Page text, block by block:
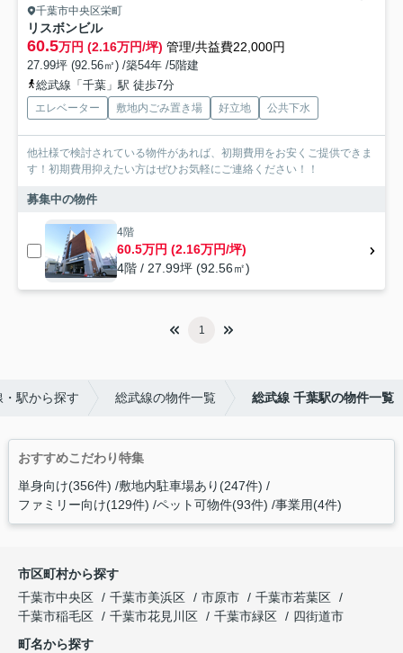
千葉市中央区栄町
リスボンビル
60.5万円 (2.16万円/坪) 管理/共益費22,000円
27.99坪 (92.56㎡) /築54年 /5階建
総武線「千葉」駅 徒歩7分
エレベーター 敷地内ごみ置き場 好立地 公共下水
他社様で検討されている物件があれば、初期費用をお安くご提供できま
す！初期費用抑えたい方はぜひお気軽にご連絡ください！！
募集中の物件
4階
60.5万円 (2.16万円/坪)
4階 / 27.99坪 (92.56㎡)
1
・駅から探す 総武線の物件一覧 総武線 千葉駅の物件一覧
おすすめこだわり特集
単身向け(356件) 敷地内駐車場あり(247件)
ファミリー向け(129件) ペット可物件(93件) 事業用(4件)
市区町村から探す
千葉市中央区
千葉市美浜区 市原市
千葉市若葉区
千葉市稲毛区
千葉市花見川区 千葉市緑区
四街道市
町名から探す